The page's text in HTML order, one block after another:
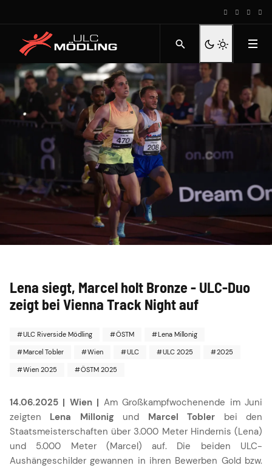
Lena siegt, Marcel holt Bronze - ULC-Duo
zeigt bei Vienna Track Night auf
ULC Riverside Mödling ÖSTM Lena Millonig
Marcel Tobler Wien ULC ULC 2025 2025
Wien 2025 ÖSTM 2025
14.06.2025 | Wien | Am Großkampfwochenende im Juni
zeigten Lena Millonig und Marcel Tobler bei den
Staatsmeisterschaften über 3.000 Meter Hindernis (Lena)
und 5.000 Meter (Marcel) auf. Die beiden ULC-
Aushängeschilder gewannen in ihren Bewerben Gold bzw.